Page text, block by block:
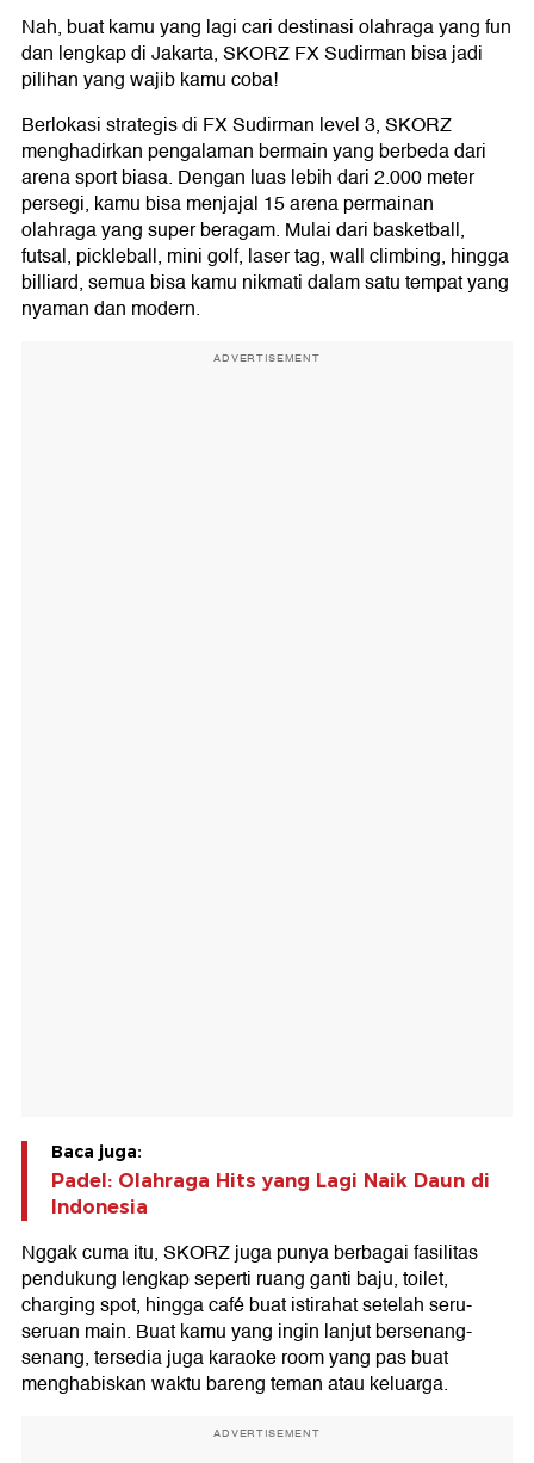
Nah, buat kamu yang lagi cari destinasi olahraga yang fun
dan lengkap di Jakarta, SKORZ FX Sudirman bisa jadi
pilihan yang wajib kamu coba!
Berlokasi strategis di FX Sudirman level 3, SKORZ
menghadirkan pengalaman bermain yang berbeda dari
arena sport biasa. Dengan luas lebih dari 2.000 meter
persegi, kamu bisa menjajal 15 arena permainan
olahraga yang super beragam. Mulai dari basketball,
futsal, pickleball, mini golf, laser tag, wall climbing, hingga
billiard, semua bisa kamu nikmati dalam satu tempat yang
nyaman dan modern.
ADVERTISEMENT
Baca juga:
Padel: Olahraga Hits yang Lagi Naik Daun di
Indonesia
Nggak cuma itu, SKORZ juga punya berbagai fasilitas
pendukung lengkap seperti ruang ganti baju, toilet,
charging spot, hingga café buat istirahat setelah seru-
seruan main. Buat kamu yang ingin lanjut bersenang-
senang, tersedia juga karaoke room yang pas buat
menghabiskan waktu bareng teman atau keluarga.
ADVERTISEMENT